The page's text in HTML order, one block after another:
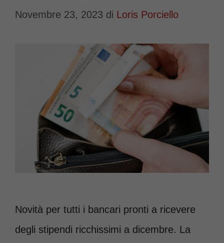
Novembre 23, 2023 di Loris Porciello
Novità per tutti i bancari pronti a ricevere
degli stipendi ricchissimi a dicembre. La